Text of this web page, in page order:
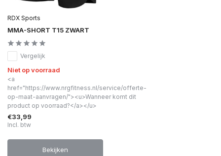
RDX Sports
MMA-SHORT T15 ZWART
Vergelijk
Niet op voorraad
<a
href="https://www.nrgfitness.nl/service/offerte-
op-maat-aanvragen/"><u>Wanneer komt dit
product op voorraad?</a></u>
€33,99
Incl. btw
Bekijken